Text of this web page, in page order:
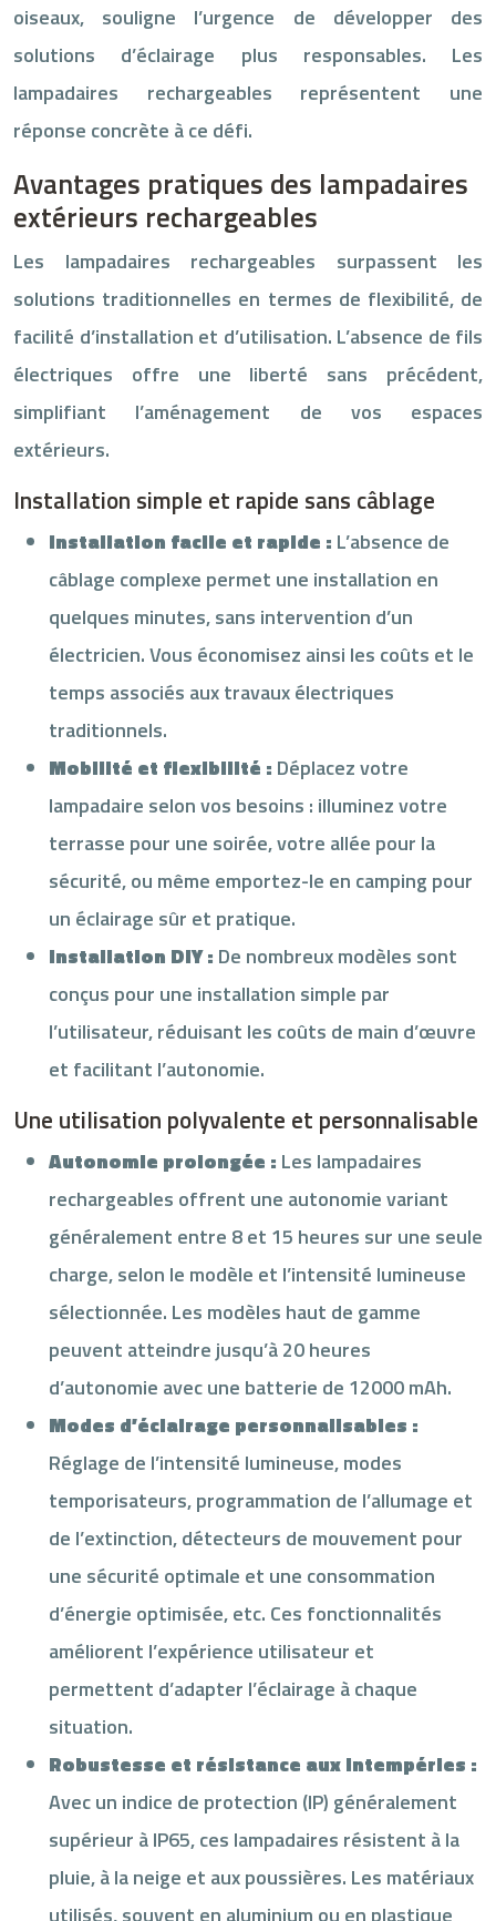
oiseaux, souligne l’urgence de développer des
solutions d’éclairage plus responsables. Les
lampadaires rechargeables représentent une
réponse concrète à ce défi.
Avantages pratiques des lampadaires
extérieurs rechargeables
Les lampadaires rechargeables surpassent les
solutions traditionnelles en termes de flexibilité, de
facilité d’installation et d’utilisation. L’absence de fils
électriques offre une liberté sans précédent,
simplifiant l’aménagement de vos espaces
extérieurs.
Installation simple et rapide sans câblage
Installation facile et rapide : L’absence de
câblage complexe permet une installation en
quelques minutes, sans intervention d’un
électricien. Vous économisez ainsi les coûts et le
temps associés aux travaux électriques
traditionnels.
Mobilité et flexibilité : Déplacez votre
lampadaire selon vos besoins : illuminez votre
terrasse pour une soirée, votre allée pour la
sécurité, ou même emportez-le en camping pour
un éclairage sûr et pratique.
Installation DIY : De nombreux modèles sont
conçus pour une installation simple par
l’utilisateur, réduisant les coûts de main d’œuvre
et facilitant l’autonomie.
Une utilisation polyvalente et personnalisable
Autonomie prolongée : Les lampadaires
rechargeables offrent une autonomie variant
généralement entre 8 et 15 heures sur une seule
charge, selon le modèle et l’intensité lumineuse
sélectionnée. Les modèles haut de gamme
peuvent atteindre jusqu’à 20 heures
d’autonomie avec une batterie de 12000 mAh.
Modes d’éclairage personnalisables :
Réglage de l’intensité lumineuse, modes
temporisateurs, programmation de l’allumage et
de l’extinction, détecteurs de mouvement pour
une sécurité optimale et une consommation
d’énergie optimisée, etc. Ces fonctionnalités
améliorent l’expérience utilisateur et
permettent d’adapter l’éclairage à chaque
situation.
Robustesse et résistance aux intempéries :
Avec un indice de protection (IP) généralement
supérieur à IP65, ces lampadaires résistent à la
pluie, à la neige et aux poussières. Les matériaux
utilisés, souvent en aluminium ou en plastique